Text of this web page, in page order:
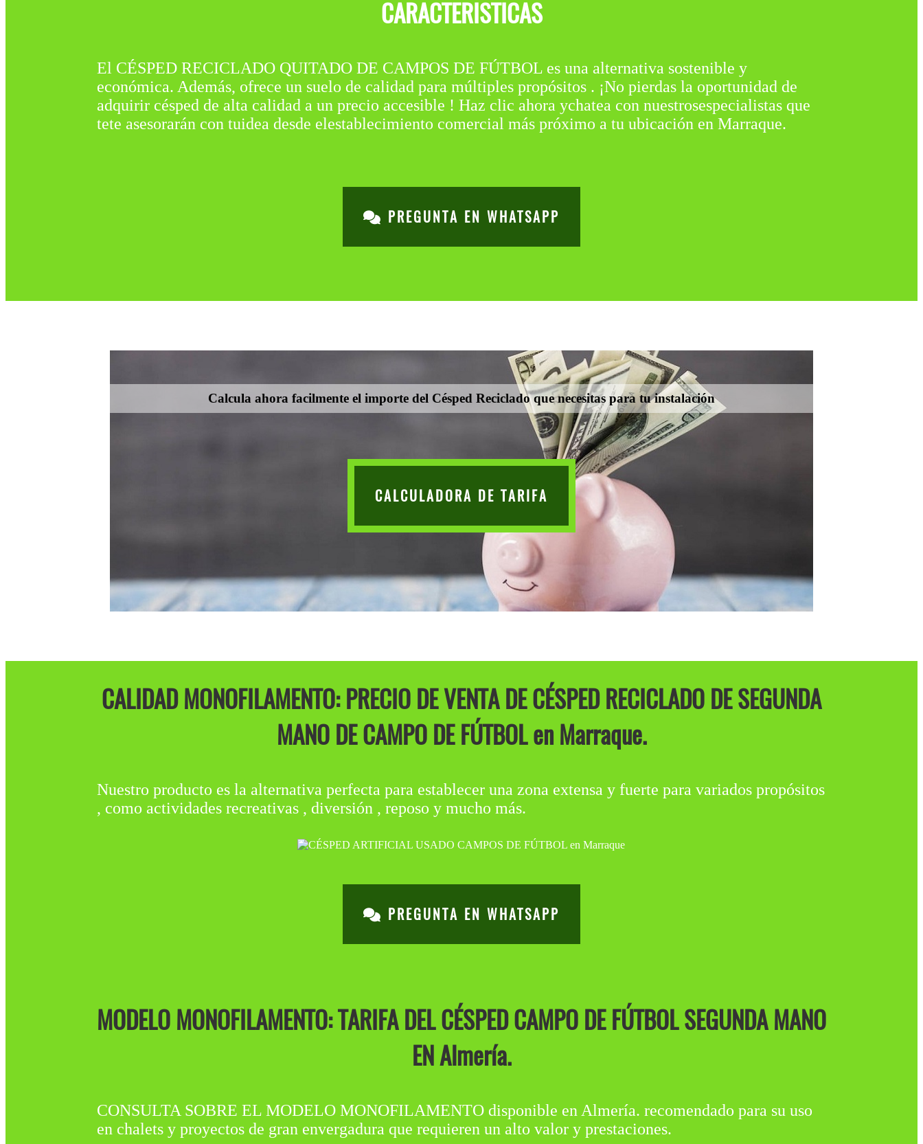
CARACTERISTICAS
El CÉSPED RECICLADO QUITADO DE CAMPOS DE FÚTBOL es una alternativa sostenible y
económica. Además, ofrece un suelo de calidad para múltiples propósitos . ¡No pierdas la oportunidad de
adquirir césped de alta calidad a un precio accesible ! Haz clic ahora ychatea con nuestrosespecialistas que
tete asesorarán con tuidea desde elestablecimiento comercial más próximo a tu ubicación en Marraque.
PREGUNTA EN WHATSAPP
Calcula ahora facilmente el importe del Césped Reciclado que necesitas para tu instalación
CALCULADORA DE TARIFA
CALIDAD MONOFILAMENTO: PRECIO DE VENTA DE CÉSPED RECICLADO DE SEGUNDA
MANO DE CAMPO DE FÚTBOL en Marraque.
Nuestro producto es la alternativa perfecta para establecer una zona extensa y fuerte para variados propósitos
, como actividades recreativas , diversión , reposo y mucho más.
PREGUNTA EN WHATSAPP
MODELO MONOFILAMENTO: TARIFA DEL CÉSPED CAMPO DE FÚTBOL SEGUNDA MANO
EN Almería.
CONSULTA SOBRE EL MODELO MONOFILAMENTO disponible en Almería. recomendado para su uso
en chalets y proyectos de gran envergadura que requieren un alto valor y prestaciones.